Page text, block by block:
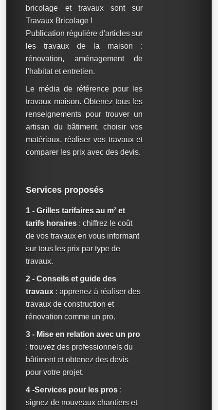
bricolage et travaux sont sur
Travaux Bricolage !
Publication régulière d'articles sur
les travaux de la maison :
rénovation, aménagement de
l'habitat et entretien.
Le média de référence pour les
travaux maison. Obtenez tous les
renseignements pour trouver un
artisan du bâtiment, choisir vos
matériaux, réaliser vos travaux et
comparer les prix avec des devis.
Services proposés
1 - Grilles tarifaires au m² et
tarifs horaires : chiffrez le coût
de vos travaux en vous informant
sur tous les prix par type de
travaux.
2 - Conseils et guide des
travaux : apprenez à réaliser des
travaux de construction et
rénovation comme un pro.
3 - Mise en relation avec un pro
: trouvez des professionnels du
bâtiment et obtenez des devis
pour votre projet.
4 -Services pour les pros :
signez de nouveaux chantiers et